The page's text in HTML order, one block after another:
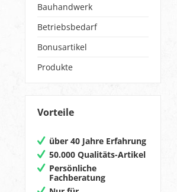
Bauhandwerk
Betriebsbedarf
Bonusartikel
Produkte
Vorteile
über 40 Jahre Erfahrung
50.000 Qualitäts-Artikel
Persönliche
Fachberatung